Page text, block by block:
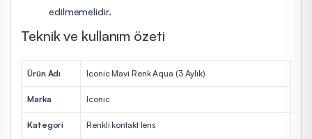
edilmemelidir.
Teknik ve kullanım özeti
Ürün Adı Iconic Mavi Renk Aqua (3 Aylık)
Marka Iconic
Kategori Renkli kontakt lens